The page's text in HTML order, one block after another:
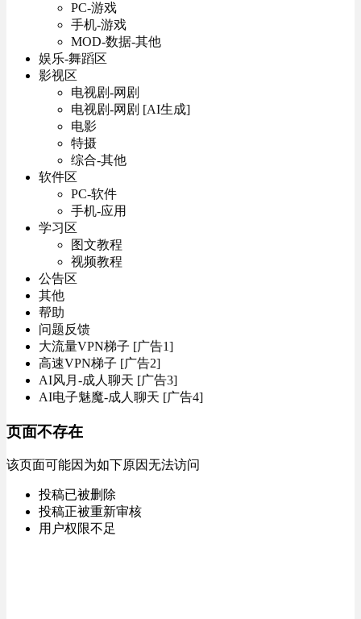
PC-游戏
手机-游戏
MOD-数据-其他
娱乐-舞蹈区
影视区
电视剧-网剧
电视剧-网剧 [AI生成]
电影
特摄
综合-其他
软件区
PC-软件
手机-应用
学习区
图文教程
视频教程
公告区
其他
帮助
问题反馈
大流量VPN梯子 [广告1]
高速VPN梯子 [广告2]
AI风月-成人聊天 [广告3]
AI电子魅魔-成人聊天 [广告4]
页面不存在
该页面可能因为如下原因无法访问
投稿已被删除
投稿正被重新审核
用户权限不足